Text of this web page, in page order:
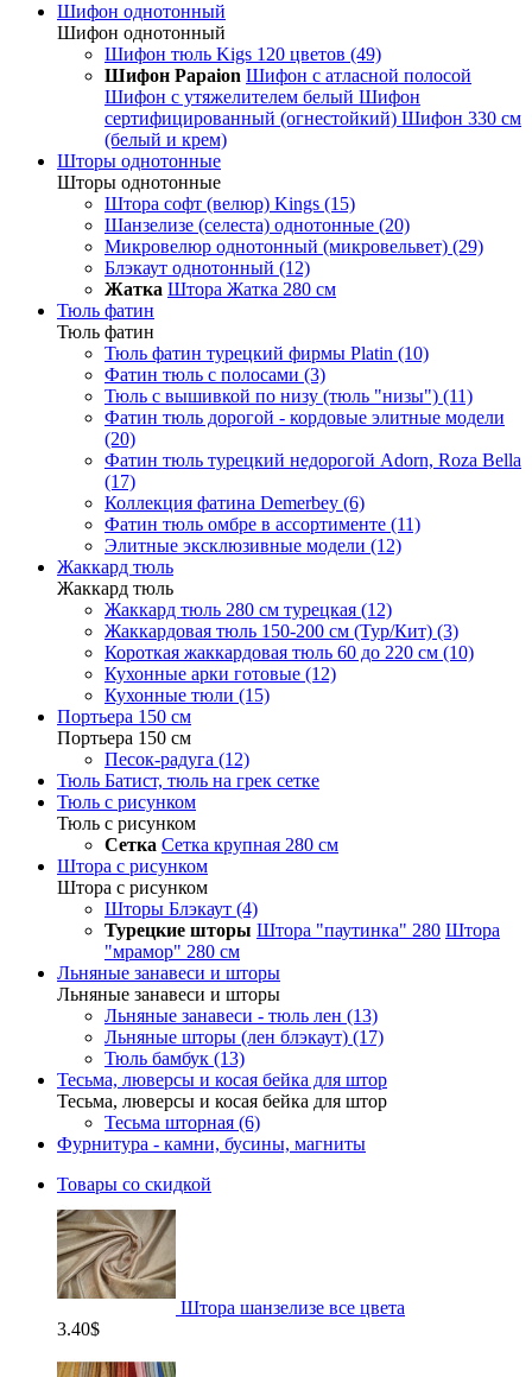
Шифон однотонный
Шифон однотонный
Шифон тюль Kigs 120 цветов (49)
Шифон Papaion Шифон с атласной полосой
Шифон с утяжелителем белый Шифон
сертифицированный (огнестойкий) Шифон 330 см
(белый и крем)
Шторы однотонные
Шторы однотонные
Штора софт (велюр) Kings (15)
Шанзелизе (селеста) однотонные (20)
Микровелюр однотонный (микровельвет) (29)
Блэкаут однотонный (12)
Жатка Штора Жатка 280 см
Тюль фатин
Тюль фатин
Тюль фатин турецкий фирмы Platin (10)
Фатин тюль с полосами (3)
Тюль с вышивкой по низу (тюль "низы") (11)
Фатин тюль дорогой - кордовые элитные модели
(20)
Фатин тюль турецкий недорогой Adorn, Roza Bella
(17)
Коллекция фатина Demerbey (6)
Фатин тюль омбре в ассортименте (11)
Элитные эксклюзивные модели (12)
Жаккард тюль
Жаккард тюль
Жаккард тюль 280 см турецкая (12)
Жаккардовая тюль 150-200 см (Тур/Кит) (3)
Короткая жаккардовая тюль 60 до 220 см (10)
Кухонные арки готовые (12)
Кухонные тюли (15)
Портьера 150 см
Портьера 150 см
Песок-радуга (12)
Тюль Батист, тюль на грек сетке
Тюль с рисунком
Тюль с рисунком
Сетка Сетка крупная 280 см
Штора с рисунком
Штора с рисунком
Шторы Блэкаут (4)
Турецкие шторы Штора "паутинка" 280 Штора
"мрамор" 280 см
Льняные занавеси и шторы
Льняные занавеси и шторы
Льняные занавеси - тюль лен (13)
Льняные шторы (лен блэкаут) (17)
Тюль бамбук (13)
Тесьма, люверсы и косая бейка для штор
Тесьма, люверсы и косая бейка для штор
Тесьма шторная (6)
Фурнитура - камни, бусины, магниты
Товары со скидкой
Штора шанзелизе все цвета
3.40$